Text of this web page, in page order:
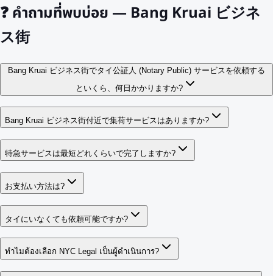
❓คำถามที่พบบ่อย — Bang Kruai ビジネ
ス街
Bang Kruai ビジネス街でタイ公証人 (Notary Public) サービスを依頼する
といくら、何日かかりますか?
Bang Kruai ビジネス街付近で集荷サービスはありますか?
特急サービスは最短どれくらいで完了しますか?
お支払い方法は?
タイにいなくても依頼可能ですか?
ทำไมต้องเลือก NYC Legal เป็นผู้ดำเนินการ?